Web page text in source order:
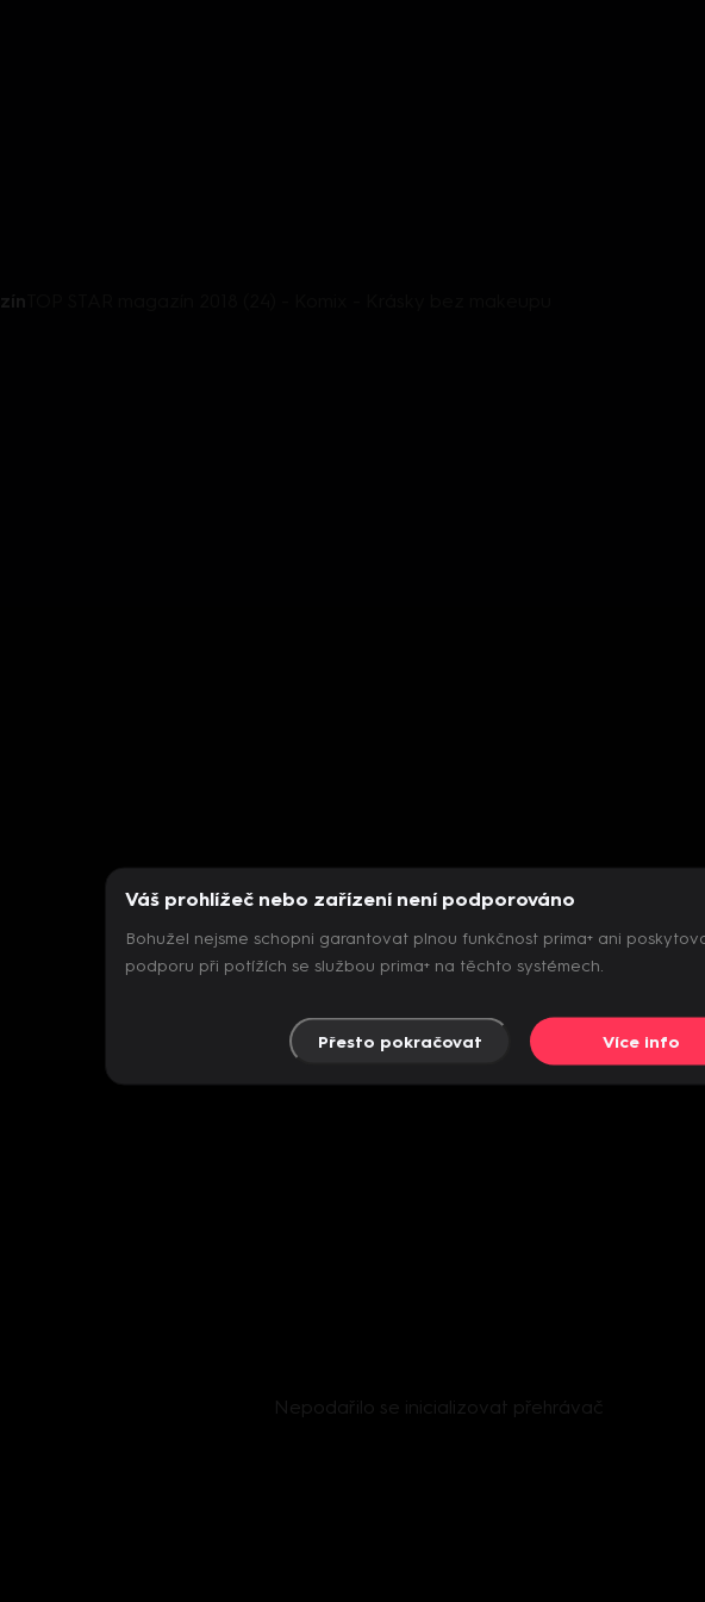
Nepodařilo se inicializovat přehrávač
Váš prohlížeč nebo zařízení není podporováno
Bohužel nejsme schopni garantovat plnou funkčnost prima+ ani
podporu při potížích se službou prima+ na těchto systémech.
Přesto pokračovat Více info